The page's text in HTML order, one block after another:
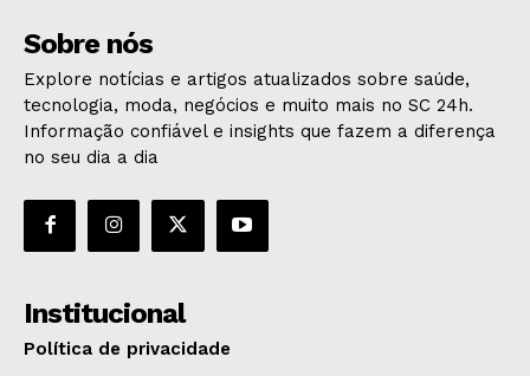
Sobre nós
Explore notícias e artigos atualizados sobre saúde,
tecnologia, moda, negócios e muito mais no SC 24h.
Informação confiável e insights que fazem a diferença
no seu dia a dia
Institucional
Política de privacidade